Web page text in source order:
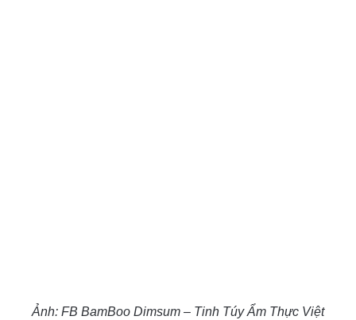
Ảnh: FB BamBoo Dimsum – Tinh Túy Ẩm Thực Việt